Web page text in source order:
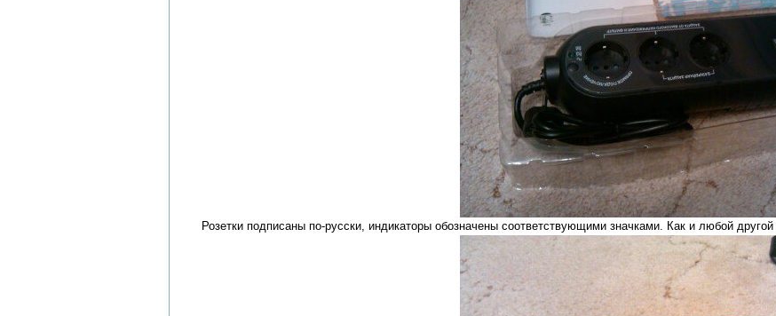
Розетки подписаны по-русски, индикаторы обозначены соответствующими значками. Как и любой